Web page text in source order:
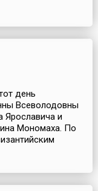
день
Всеволодовны
Ярославича и
Мономаха. По